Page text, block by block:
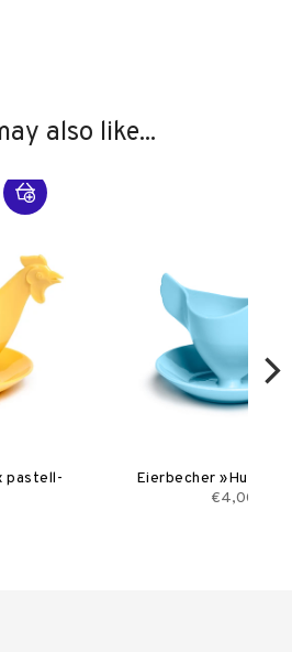
also like...
pastell-
Eierbecher »Huhn«
€4,00